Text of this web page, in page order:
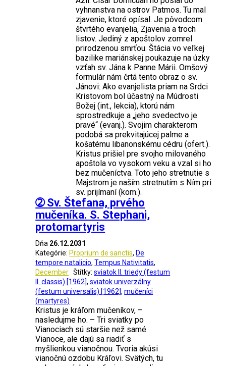
vyhnanstva na ostrov Patmos. Tu mal
zjavenie, ktoré opísal. Je pôvodcom
štvrtého evanjelia, Zjavenia a troch
listov. Jediný z apoštolov zomrel
prirodzenou smrťou. Štácia vo veľkej
bazilike mariánskej poukazuje na úzky
vzťah sv. Jána k Panne Márii. Omšový
formulár nám črtá tento obraz o sv.
Jánovi: Ako evanjelista priam na Srdci
Kristovom bol účastný na Múdrosti
Božej (int., lekcia), ktorú nám
sprostredkuje a „jeho svedectvo je
pravé“ (evanj.). Svojim charakterom
podobá sa prekvitajúcej palme a
košatému libanonskému cédru (ofert.).
Kristus prišiel pre svojho milovaného
apoštola vo vysokom veku a vzal si ho
bez mučeníctva. Toto jeho stretnutie s
Majstrom je naším stretnutím s Ním pri
sv. prijímaní (kom.).
➁ Sv. Štefana, prvého
mučeníka. S. Stephani,
protomartyris
Dňa 26.12.2031
Kategórie: Proprium de sanctis, De
tempore natalicio,Tempus Nativitatis,
December Štítky:sviatok II. triedy (festum
II. classis) [1962],sviatok univerzálny
(festum universalis) [1962],mučeníci
(martyres)
Kristus je kráľom mučeníkov, –
nasledujme ho. – Tri sviatky po
Vianociach sú staršie než samé
Vianoce, ale dajú sa riadiť s
myšlienkou vianočnou. Tvoria akúsi
vianočnú ozdobu Kráľovi. Svätých, tu